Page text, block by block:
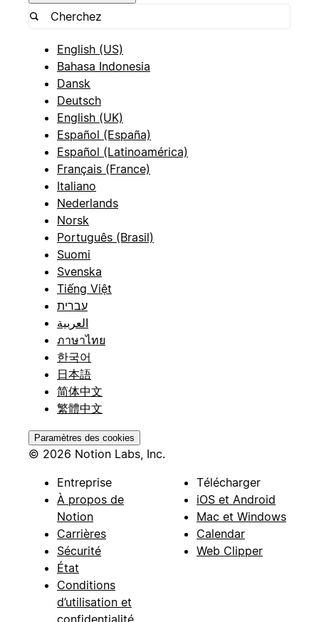
English (US)
Bahasa Indonesia
Dansk
Deutsch
English (UK)
Español (España)
Español (Latinoamérica)
Français (France)
Italiano
Nederlands
Norsk
Português (Brasil)
Suomi
Svenska
Tiếng Việt
עברית
العربية
ภาษาไทย
한국어
日本語
简体中文
繁體中文
Paramètres des cookies
© 2026 Notion Labs, Inc.
Entreprise
À propos de
Notion
Carrières
Sécurité
État
Conditions
d’utilisation et
confidentialité
Télécharger
iOS et Android
Mac et Windows
Calendar
Web Clipper